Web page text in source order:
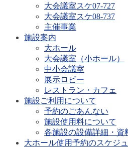
大会議室スケ07-727
大会議室スケ08-737
主催事業
施設案内
大ホール
大会議室（小ホール）
中小会議室
展示ロビー
レストラン・カフェ
施設ご利用について
予約のごあんない
施設使用料について
各施設の設備詳細・資
大ホール使用予約のスケジ